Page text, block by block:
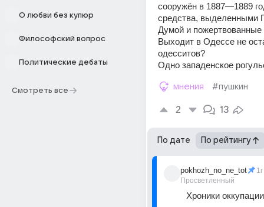
О любви без купюр
Философский вопрос
Политические дебаты
Смотреть все
сооружён в 1887—1889
средства, выделенными
Думой и
Выходит в Одессе не
одесситов?
Одно западенское
мнения #пушкин
2 13
По дате По рейтингу
pokhozh_no_ne_tot
Просветленный
1г
Хроники оккупации